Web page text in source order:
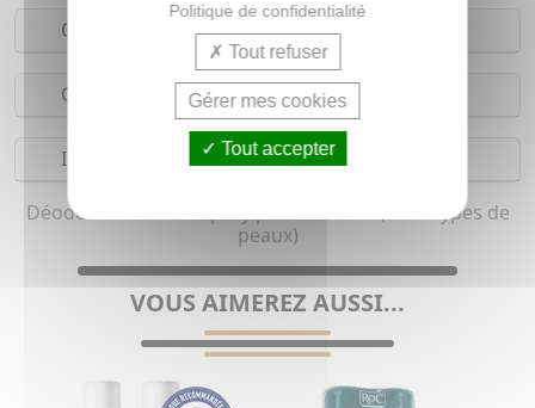
Conseils d'utilisation
Composition
Indications
Déodorant aisselle spray pour homme (Tous types de
peaux)
VOUS AIMEREZ AUSSI...
Politique de confidentialité
Tout refuser
Gérer mes cookies
Tout accepter